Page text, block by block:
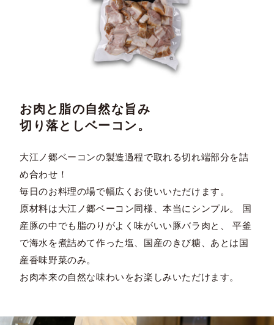
お肉と脂の自然な旨み
切り落としベーコン。
大江ノ郷ベーコンの製造過程で取れる切れ端部分を詰
め合わせ！
毎日のお料理の場で幅広くお使いいただけます。
原材料は大江ノ郷ベーコン同様、本当にシンプル。 国
産豚の中でも脂のりがよく味がいい豚バラ肉と、 平釜
で海水を煮詰めて作った塩、国産のきび糖、あとは国
産香味野菜のみ。
お肉本来の自然な味わいをお楽しみいただけます。